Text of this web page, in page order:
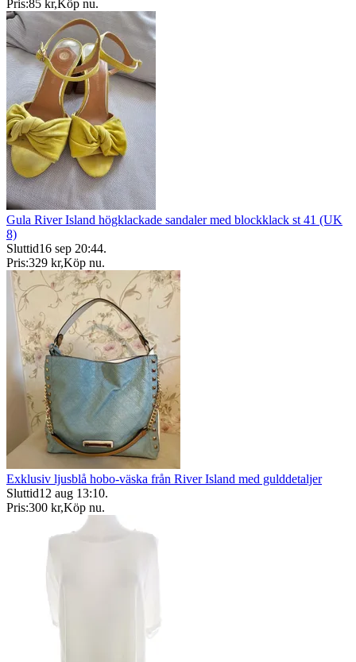
Pris:85 kr,Köp nu.
Gula River Island högklackade sandaler med blockklack st 41 (UK
8)
Sluttid16 sep 20:44.
Pris:329 kr,Köp nu.
Exklusiv ljusblå hobo-väska från River Island med gulddetaljer
Sluttid12 aug 13:10.
Pris:300 kr,Köp nu.